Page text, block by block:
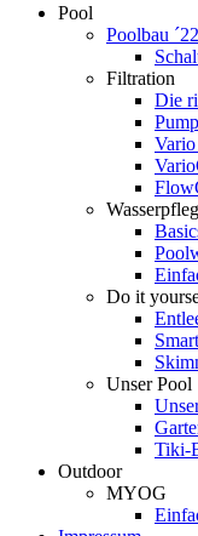
Pool
Poolbau
Filtration
Die
Do it
Unser Pool
Tiki-
Outdoor
MYOG